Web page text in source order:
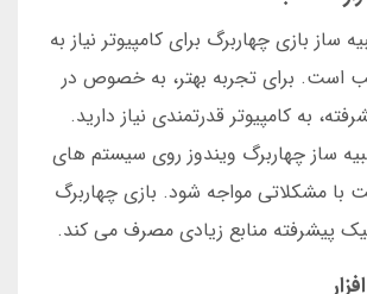
ساز بازی چهاربرگ برای کامپیوتر نیاز به
است. برای تجربه بهتر، به خصوص در
به کامپیوتر قدرتمندی نیاز دارید.
شبیه ساز چهاربرگ ویندوز روی سیستم های
مشکلاتی مواجه شود. بازی چهاربرگ
پیشرفته منابع زیادی مصرف می کند.